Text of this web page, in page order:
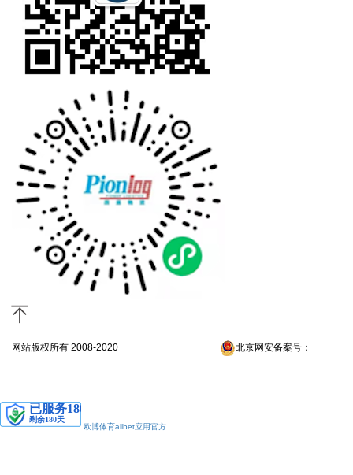
网站版权所有 2008-2020 北京网安备案号：
欧博体育allbet应用官方